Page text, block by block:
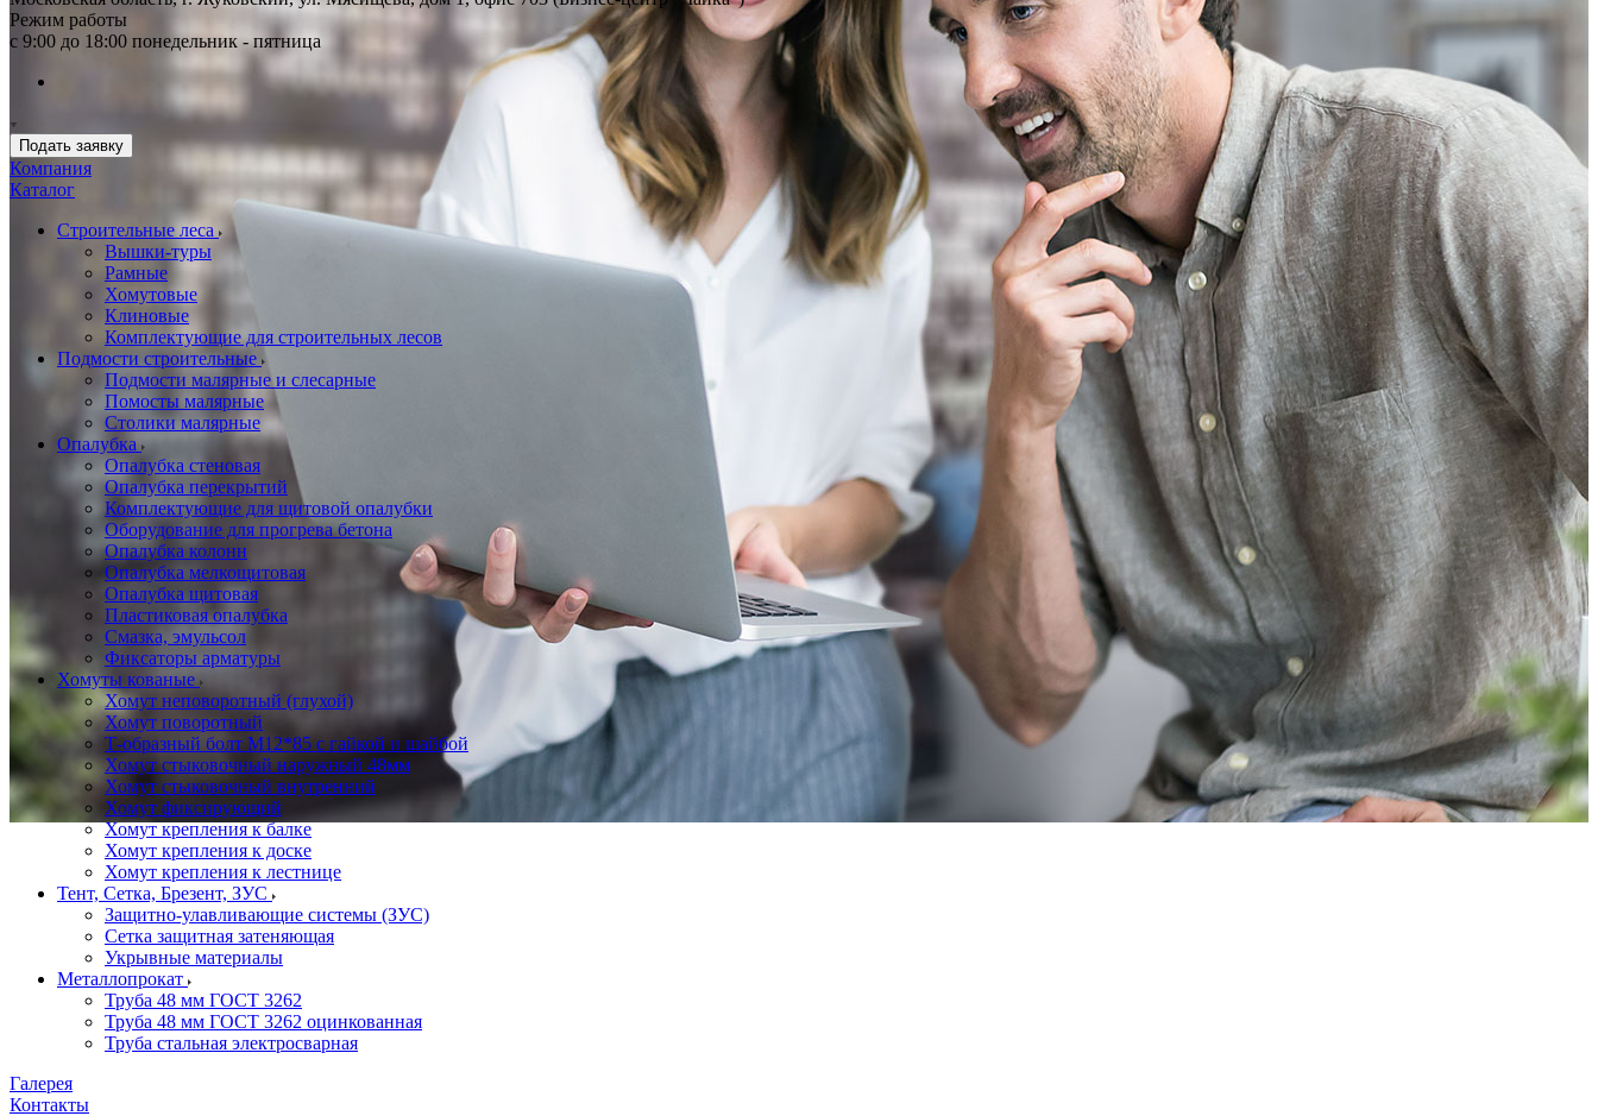
Режим работы
с 9:00 до 18:00 понедельник - пятница
Подать заявку
Компания
Каталог
Строительные леса
Вышки-туры
Рамные
Хомутовые
Клиновые
Комплектующие для строительных лесов
Подмости строительные
Подмости малярные и слесарные
Помосты малярные
Столики малярные
Опалубка
Опалубка стеновая
Опалубка перекрытий
Комплектующие для щитовой опалубки
Оборудование для прогрева бетона
Опалубка колонн
Опалубка мелкощитовая
Опалубка щитовая
Пластиковая опалубка
Смазка, эмульсол
Фиксаторы арматуры
Хомуты кованые
Хомут неповоротный (глухой)
Хомут поворотный
Т-образный болт М12*85 с гайкой и шайбой
Хомут стыковочный наружный 48мм
Хомут стыковочный внутренний
Хомут фиксирующий
Хомут крепления к балке
Хомут крепления к доске
Хомут крепления к лестнице
Тент, Сетка, Брезент, ЗУС
Защитно-улавливающие системы (ЗУС)
Сетка защитная затеняющая
Укрывные материалы
Металлопрокат
Труба 48 мм ГОСТ 3262
Труба 48 мм ГОСТ 3262 оцинкованная
Труба стальная электросварная
Галерея
Контакты